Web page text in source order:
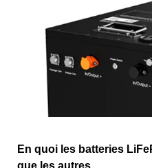
En quoi les batteries
que les autres